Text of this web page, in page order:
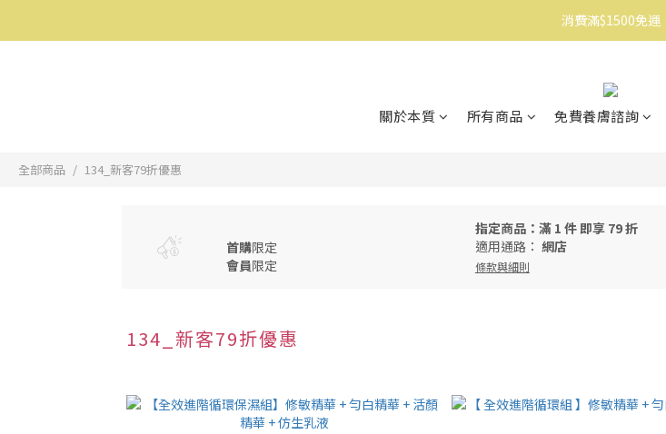
消費滿$1500免運
消費滿$1500免運
消費滿$1500免運
關於本質 所有商品 免費養膚諮詢
全部商品 134_新客79折優惠
首購限定
會員限定
指定商品：滿 1 件 即享 79 折
適用通路： 網店
條款與細則
134_新客79折優惠